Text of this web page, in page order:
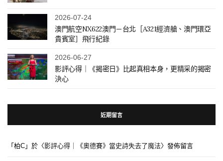
2026-07-24
澳門航空NX622澳門－台北［A321經濟艙、澳門環亞
貴賓室］飛行紀錄
2026-06-27
影評心得｜《揭密日》比起真相本身，更精采的揭密
決心
近期留言
「柏C 」於〈影評心得｜《奧德賽》當史詩失去了魔法〉發佈留言